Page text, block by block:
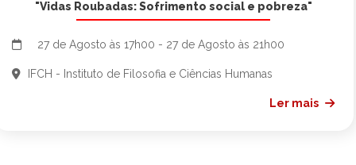
"Vidas Roubadas: Sofrimento social e pobreza"
27 de Agosto às 17h00 - 27 de Agosto às 21h00
IFCH - Instituto de Filosofia e Ciências Humanas
Ler mais